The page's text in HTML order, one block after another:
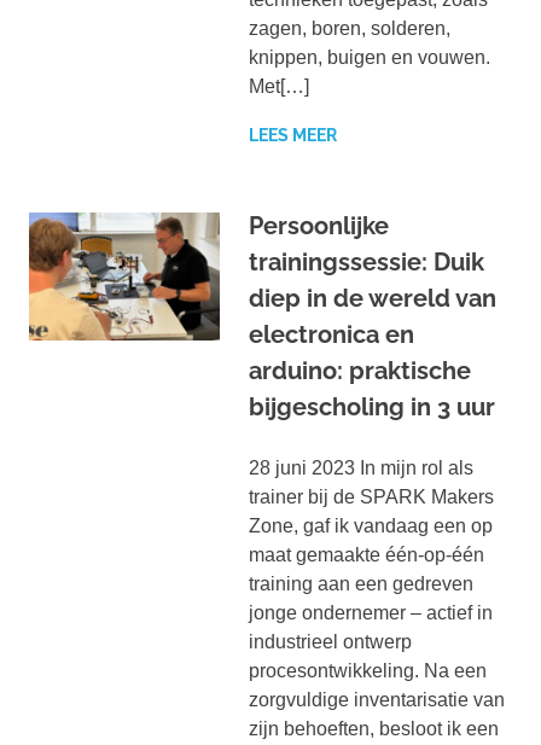
zagen, boren, solderen,
knippen, buigen en vouwen.
Met[…]
LEES MEER
Persoonlijke
trainingssessie: Duik
diep in de wereld van
electronica en
arduino: praktische
bijgescholing in 3 uur
28 juni 2023 In mijn rol als
trainer bij de SPARK Makers
Zone, gaf ik vandaag een op
maat gemaakte één-op-één
training aan een gedreven
jonge ondernemer – actief in
industrieel ontwerp
procesontwikkeling. Na een
zorgvuldige inventarisatie van
zijn behoeften, besloot ik een